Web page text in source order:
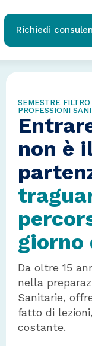
Richiedi
SEMESTRE
PROFESSIONI
non è
giorno
Da oltre 15
nella
Sanitarie,
fatto di
costante.